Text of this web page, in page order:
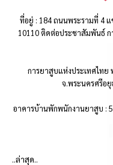
ที่อยู่ : 184 ถนนพระรามที่ 4 แ
10110 ติดต่อประชาสัมพันธ์ ก
การยาสูบแห่งประเทศไทย
จ.พระนครศรีอยุ
อาคารบ้านพักพนักงานยาสูบ :
..ล่าสุด..